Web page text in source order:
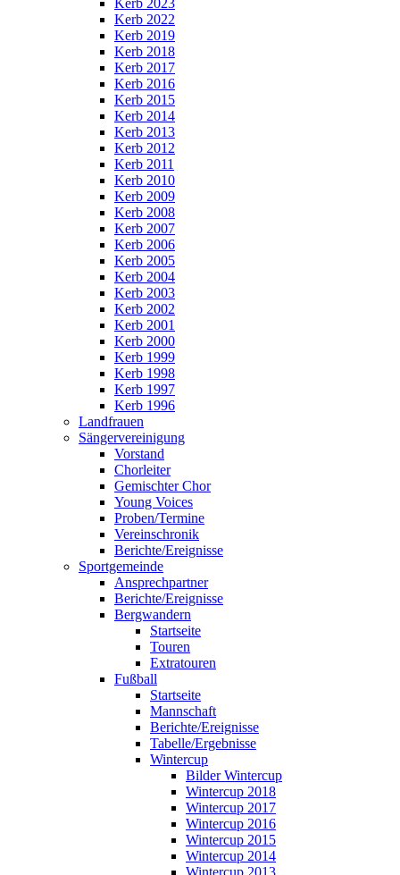
Kerb 2022
Kerb 2019
Kerb 2018
Kerb 2017
Kerb 2016
Kerb 2015
Kerb 2014
Kerb 2013
Kerb 2012
Kerb 2011
Kerb 2010
Kerb 2009
Kerb 2008
Kerb 2007
Kerb 2006
Kerb 2005
Kerb 2004
Kerb 2003
Kerb 2002
Kerb 2001
Kerb 2000
Kerb 1999
Kerb 1998
Kerb 1997
Kerb 1996
Landfrauen
Sängervereinigung
Vorstand
Chorleiter
Gemischter Chor
Young Voices
Proben/Termine
Vereinschronik
Berichte/Ereignisse
Sportgemeinde
Ansprechpartner
Berichte/Ereignisse
Bergwandern
Startseite
Touren
Extratouren
Fußball
Startseite
Mannschaft
Berichte/Ereignisse
Tabelle/Ergebnisse
Wintercup
Bilder Wintercup
Wintercup 2018
Wintercup 2017
Wintercup 2016
Wintercup 2015
Wintercup 2014
Wintercup 2013